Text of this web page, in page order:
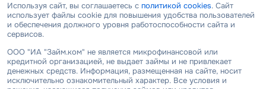
Используя сайт, вы соглашаетесь с политикой cookies. Сайт
использует файлы cookie для повышения удобства пользователей
и обеспечения должного уровня работоспособности сайта и
сервисов.
ООО "ИА "Займ.ком" не является микрофинансовой или
кредитной организацией, не выдает займы и не привлекает
денежных средств. Информация, размещенная на сайте, носит
исключительно ознакомительный характер. Все условия и